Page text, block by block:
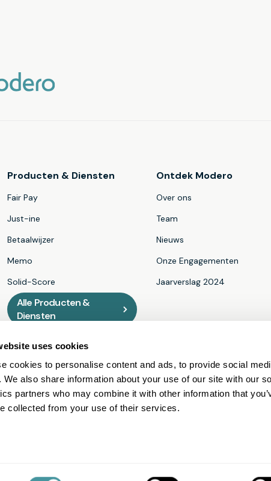
uses cookies
cookies to personalise content and ads, to provide social
We also share information about your use of our site with our
partners who may combine it with other information that
collected from your use of their services.
Producten & Diensten
Fair Pay
Just-ine
Betaalwijzer
Memo
Solid-Score
Alle Producten &
Diensten
Ontdek Modero
Over ons
Team
Nieuws
Onze Engagementen
Jaarverslag 2024
Modero Charter Privacy policy